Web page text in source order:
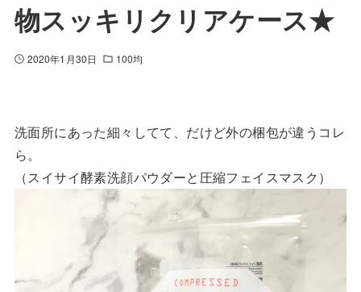
物スッキリクリアケース★
2020年1月30日 100均
洗面所にあった細々してて、だけど外の梱包が違うコレ
ら。
（スイサイ酵素洗顔パウダーと圧縮フェイスマスク）